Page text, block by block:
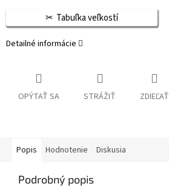
Tabuľka veľkostí
Detailné informácie
OPÝTAŤ SA STRÁŽIŤ ZDIEĽAŤ
Popis Hodnotenie Diskusia
Podrobný popis